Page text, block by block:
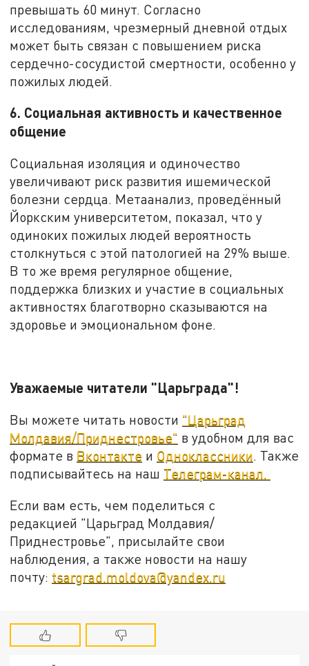
превышать 60 минут. Согласно
исследованиям, чрезмерный дневной отдых
может быть связан с повышением риска
сердечно-сосудистой смертности, особенно у
пожилых людей.
6. Социальная активность и качественное
общение
Социальная изоляция и одиночество
увеличивают риск развития ишемической
болезни сердца. Метаанализ, проведённый
Йоркским университетом, показал, что у
одиноких пожилых людей вероятность
столкнуться с этой патологией на 29% выше.
В то же время регулярное общение,
поддержка близких и участие в социальных
активностях благотворно сказываются на
здоровье и эмоциональном фоне.
Уважаемые читатели "Царьграда"!
Вы можете читать новости "Царьград
Молдавия/Приднестровье" в удобном для вас
формате в Вконтакте и Одноклассники. Также
подписывайтесь на наш Телеграм-канал.
Если вам есть, чем поделиться с
редакцией "Царьград Молдавия/
Приднестровье", присылайте свои
наблюдения, а также новости на нашу
почту: tsargrad.moldova@yandex.ru